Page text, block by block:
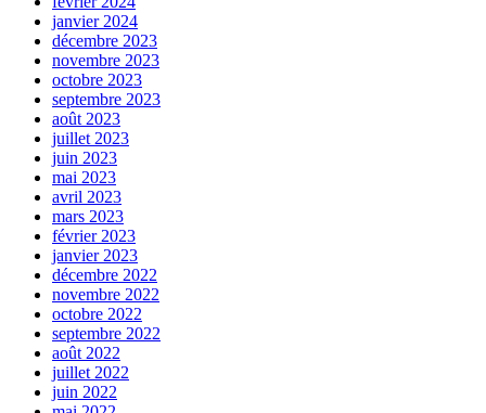
janvier 2024
décembre 2023
novembre 2023
octobre 2023
septembre 2023
août 2023
juillet 2023
juin 2023
mai 2023
avril 2023
mars 2023
février 2023
janvier 2023
décembre 2022
novembre 2022
octobre 2022
septembre 2022
août 2022
juillet 2022
juin 2022